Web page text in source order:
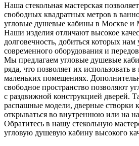
Наша стекольная мастерская
свободных квадратных метров в
угловые душевые кабины в Москве и
Наши изделия отличают высокое
долговечность, добиться которых нам
современного оборудования и
Мы предлагаем угловые душевые
ряда, что позволяет их использовать
маленьких помещениях.
свободное пространство позволяют
с раздвижной конструкцией дверей.
распашные модели, дверные створки
открываться во внутреннюю или на
Обратитесь в нашу стекольную
угловую душевую кабину высокого